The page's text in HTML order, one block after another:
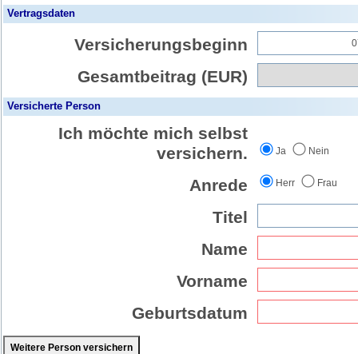
Vertragsdaten
Versicherungsbeginn
Gesamtbeitrag (EUR)
Versicherte Person
Ich möchte mich selbst
versichern.
Ja Nein
Anrede Herr Frau
Titel
Name
Vorname
Geburtsdatum
Weitere Person versichern